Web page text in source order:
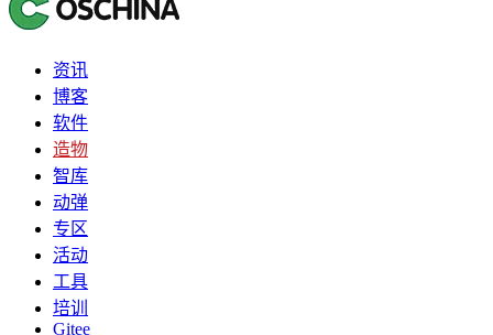
资讯
博客
软件
造物
智库
动弹
专区
活动
工具
培训
Gitee